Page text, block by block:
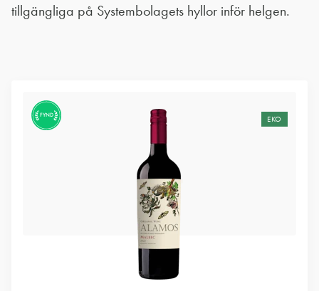
tillgängliga på Systembolagets hyllor inför helgen.
FYND EKO